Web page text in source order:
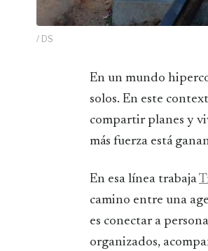
/ DS
En un mundo hiperconectado, paradójicamente cada vez más jóvenes afirman sentirse
solos. En este
compartir planes y
más fuerza está
En esa línea trabaja
camino entre una
es conectar a
organizados,